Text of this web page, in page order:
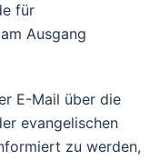
für
Ausgang
E-Mail über die
evangelischen
zu werden,